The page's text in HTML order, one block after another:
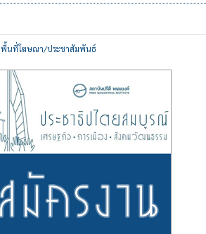
พื้นที่โฆษณา/ประชาสัมพันธ์